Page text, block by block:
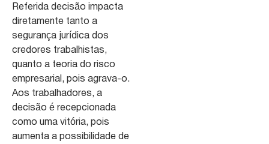
Referida decisão impacta
diretamente tanto a
segurança jurídica dos
credores trabalhistas,
quanto a teoria do risco
empresarial, pois agrava-o.
Aos trabalhadores, a
decisão é recepcionada
como uma vitória, pois
aumenta a possibilidade de